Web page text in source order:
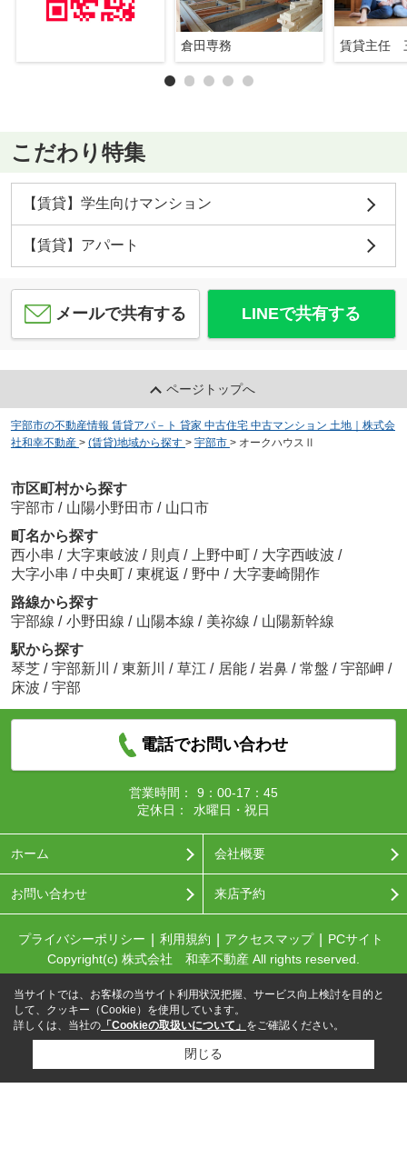
倉田専務 賃貸主任
こだわり特集
【賃貸】学生向けマンション
【賃貸】アパート
メールで共有する LINEで共有する
ページトップへ
宇部市の不動産情報 賃貸アパ－ト 貸家 中古住宅 中古マンション 土地｜株式会
社和幸不動産 > (賃貸)地域から探す > 宇部市 > オークハウスⅡ
市区町村から探す
宇部市 / 山陽小野田市 / 山口市
町名から探す
西小串 / 大字東岐波 / 則貞 / 上野中町 / 大字西岐波 /
大字小串 / 中央町 / 東梶返 / 野中 / 大字妻崎開作
路線から探す
宇部線 / 小野田線 / 山陽本線 / 美祢線 / 山陽新幹線
駅から探す
琴芝 / 宇部新川 / 東新川 / 草江 / 居能 / 岩鼻 / 常盤 / 宇部岬 /
床波 / 宇部
電話でお問い合わせ
営業時間：
9：00-17：45
定休日：
水曜日・祝日
ホーム 会社概要
お問い合わせ 来店予約
プライバシーポリシー 利用規約 アクセスマップ
PCサイト
Copyright(c) 株式会社 和幸不動産 All rights reserved.
当サイトでは、お客様の当サイト利用状況把握、サービス向上検討を目的と
して、クッキー（Cookie）を使用しています。
詳しくは、当社の 「Cookieの取扱いについて」 をご確認ください。
閉じる